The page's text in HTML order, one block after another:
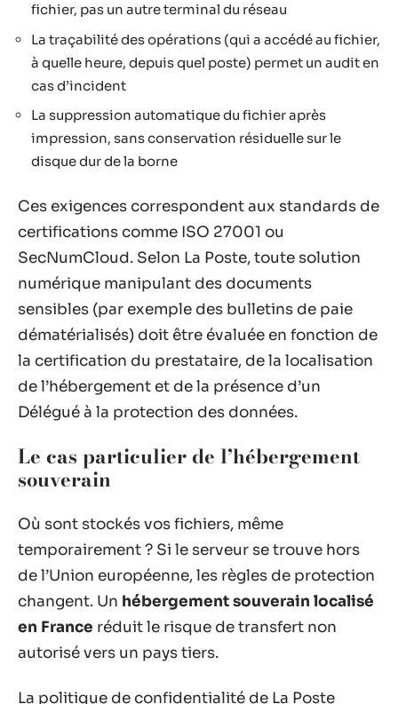
fichier, pas un autre terminal du réseau
La traçabilité des opérations (qui a accédé au fichier,
à quelle heure, depuis quel poste) permet un audit en
cas d’incident
La suppression automatique du fichier après
impression, sans conservation résiduelle sur le
disque dur de la borne
Ces exigences correspondent aux standards de
certifications comme ISO 27001 ou
SecNumCloud. Selon La Poste, toute solution
numérique manipulant des documents
sensibles (par exemple des bulletins de paie
dématérialisés) doit être évaluée en fonction de
la certification du prestataire, de la localisation
de l’hébergement et de la présence d’un
Délégué à la protection des données.
Le cas particulier de l’hébergement
souverain
Où sont stockés vos fichiers, même
temporairement ? Si le serveur se trouve hors
de l’Union européenne, les règles de protection
changent. Un hébergement souverain localisé
en France réduit le risque de transfert non
autorisé vers un pays tiers.
La politique de confidentialité de La Poste